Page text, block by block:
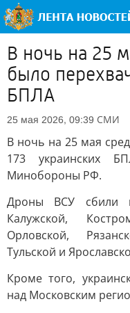
В ночь на 25
было
БПЛА
25 мая 2026, 09:39 СМИ
В ночь на 25 мая
173 украинских
Минобороны РФ.
Дроны ВСУ сбили
Калужской,
Орловской,
Тульской и
Кроме того,
над Московским